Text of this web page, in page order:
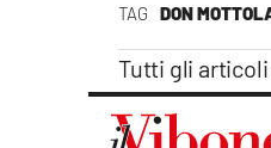
TAG DON
Tutti gli articoli